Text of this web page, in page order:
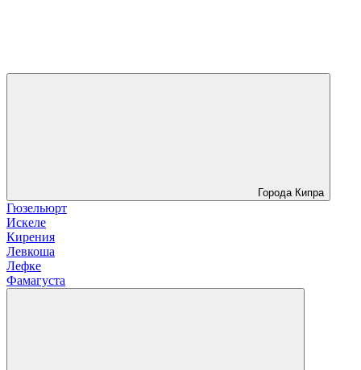
Города Кипра
Гюзельюрт
Искеле
Кирения
Левкоша
Лефке
Фамагуста